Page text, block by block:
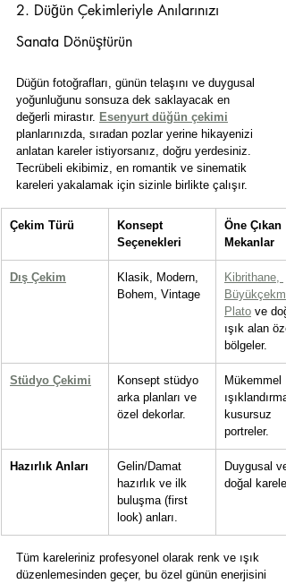
2. Düğün Çekimleriyle Anılarınızı
Sanata Dönüştürün
Düğün fotoğrafları, günün telaşını ve duygusal
yoğunluğunu sonsuza dek saklayacak en
değerli mirastır. Esenyurt düğün çekimi
planlarınızda, sıradan pozlar yerine hikayenizi
anlatan kareler istiyorsanız, doğru yerdesiniz.
Tecrübeli ekibimiz, en romantik ve sinematik
kareleri yakalamak için sizinle birlikte çalışır.
Çekim Türü
Konsept
Seçenekleri
Öne Çıkan
Mekanlar
Dış Çekim
Klasik, Modern,
Bohem, Vintage
Kibrithane,
Plato ve
ışık alan
bölgeler.
Stüdyo Çekimi
Konsept stüdyo
arka planları ve
özel dekorlar.
Mükemmel
kusursuz
portreler.
Hazırlık Anları
Gelin/Damat
hazırlık ve ilk
buluşma (first
look) anları.
Duygusal ve
doğal kareler.
Tüm kareleriniz profesyonel olarak renk ve ışık
düzenlemesinden geçer, bu özel günün enerjisini